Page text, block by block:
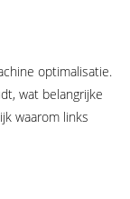
optimalisatie.
wat belangrijke
waarom links